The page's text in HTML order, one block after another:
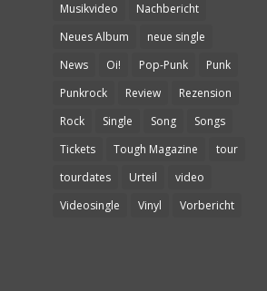
Musikvideo
Nachbericht
Neues Album
neue single
News
Oi! Pop-Punk
Punk
Punkrock
Review
Rezension
Rock
Single Song
Songs
Tickets
Tough Magazine
tour
tourdates
Urteil
video
Videosingle
Vinyl Vorbericht